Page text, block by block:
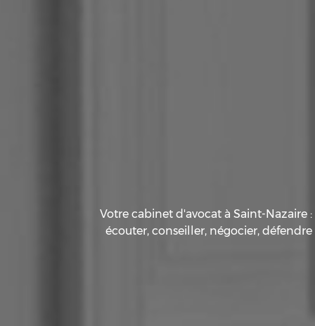
Votre cabinet d'avocat à Saint-Nazaire :
écouter, conseiller, négocier, défendre